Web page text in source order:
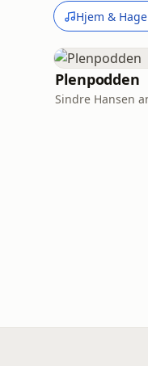
Hjem & Hage
Plenpodden